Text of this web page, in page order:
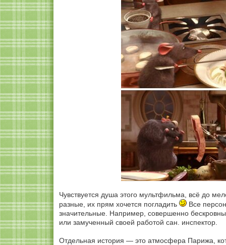
Чувствуется душа этого мультфильма, всё до
разные, их прям хочется погладить
Все
значительные. Например, совершенно
или замученный своей работой сан. инспектор.
Отдельная история — это атмосфера Парижа,